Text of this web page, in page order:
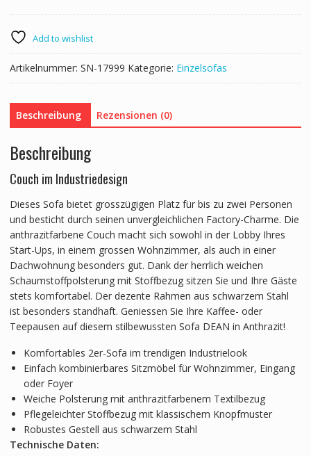
anthrazit
Menge
Add to wishlist
Artikelnummer: SN-17999 Kategorie: Einzelsofas
Beschreibung Rezensionen (0)
Beschreibung
Couch im Industriedesign
Dieses Sofa bietet grosszügigen Platz für bis zu zwei Personen
und besticht durch seinen unvergleichlichen Factory-Charme. Die
anthrazitfarbene Couch macht sich sowohl in der Lobby Ihres
Start-Ups, in einem grossen Wohnzimmer, als auch in einer
Dachwohnung besonders gut. Dank der herrlich weichen
Schaumstoffpolsterung mit Stoffbezug sitzen Sie und Ihre Gäste
stets komfortabel. Der dezente Rahmen aus schwarzem Stahl
ist besonders standhaft. Geniessen Sie Ihre Kaffee- oder
Teepausen auf diesem stilbewussten Sofa DEAN in Anthrazit!
Komfortables 2er-Sofa im trendigen Industrielook
Einfach kombinierbares Sitzmöbel für Wohnzimmer, Eingang
oder Foyer
Weiche Polsterung mit anthrazitfarbenem Textilbezug
Pflegeleichter Stoffbezug mit klassischem Knopfmuster
Robustes Gestell aus schwarzem Stahl
Technische Daten: